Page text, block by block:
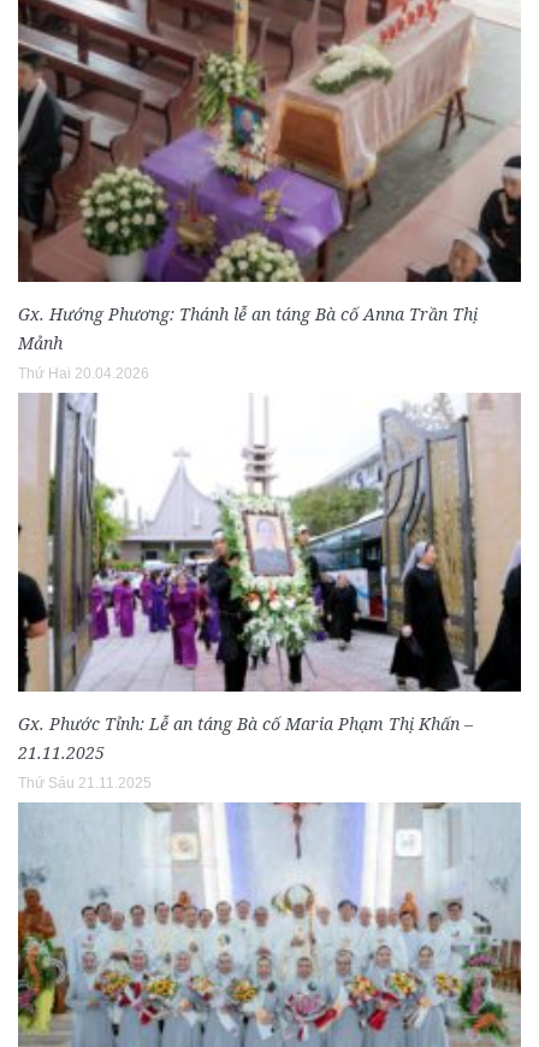
Gx. Hướng Phương: Thánh lễ an táng Bà cố Anna Trần Thị
Mảnh
Thứ Hai 20.04.2026
Gx. Phước Tỉnh: Lễ an táng Bà cố Maria Phạm Thị Khấn –
21.11.2025
Thứ Sáu 21.11.2025